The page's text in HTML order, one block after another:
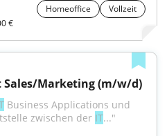
Homeoffice
Vollzeit
€
Marketing (m/w/d)
Business Applications und
zwischen der IT..."